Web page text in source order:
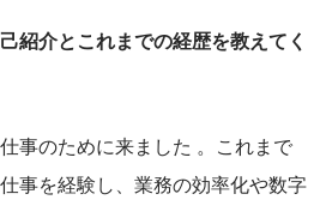
紹介とこれまでの経歴を教えてく
事のために来ました 。これまで
事を経験し、業務の効率化や数字